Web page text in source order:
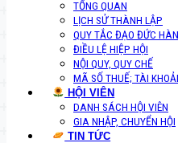
TỔNG QUAN
LỊCH SỬ THÀNH LẬP
QUY TẮC ĐẠO ĐỨC
ĐIỀU LỆ HIỆP HỘI
NỘI QUY, QUY CHẾ
MÃ SỐ THUẾ; TÀI
HỘI VIÊN
DANH SÁCH HỘI VIÊN
GIA NHẬP, CHUYỂN HỘI
TIN TỨC